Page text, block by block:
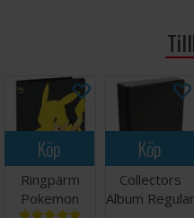
Passar i de allra flesta
Tillverkad av slitstark
Sidostorlek 237 x 290
Fickstorlek (insida) 70
Passar alla vanliga
(Magic, Pokemon etc)
Om du samlar på kort är
Köp
Ringpärm
Pokemon
Köp
Collectors
Album Regular